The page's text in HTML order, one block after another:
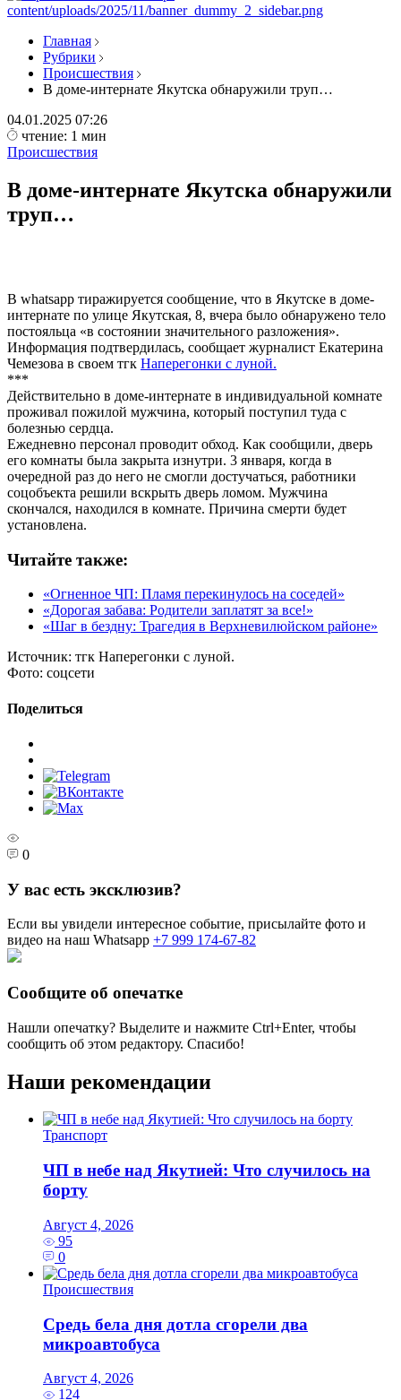
Главная
Рубрики
Происшествия
В доме-интернате Якутска обнаружили труп…
04.01.2025 07:26
чтение: 1 мин
Происшествия
В доме-интернате Якутска обнаружили
труп…
В whatsapp тиражируется сообщение, что в Якутске в доме-
интернате по улице Якутская, 8, вчера было обнаружено тело
постояльца «в состоянии значительного разложения».
Информация подтвердилась, сообщает журналист Екатерина
Чемезова в своем тгк Наперегонки с луной.
***
Действительно в доме-интернате в индивидуальной комнате
проживал пожилой мужчина, который поступил туда с
болезнью сердца.
Ежедневно персонал проводит обход. Как сообщили, дверь
его комнаты была закрыта изнутри. 3 января, когда в
очередной раз до него не смогли достучаться, работники
соцобъекта решили вскрыть дверь ломом. Мужчина
скончался, находился в комнате. Причина смерти будет
установлена.
Читайте также:
«Огненное ЧП: Пламя перекинулось на соседей»
«Дорогая забава: Родители заплатят за все!»
«Шаг в бездну: Трагедия в Верхневилюйском районе»
Источник: тгк Наперегонки с луной.
Фото: соцсети
Поделиться
0
У вас есть эксклюзив?
Если вы увидели интересное событие, присылайте фото и
видео на наш Whatsapp +7 999 174-67-82
Сообщите об опечатке
Нашли опечатку? Выделите и нажмите Ctrl+Enter, чтобы
сообщить об этом редактору. Спасибо!
Наши рекомендации
Транспорт
ЧП в небе над Якутией: Что случилось на
борту
Август 4, 2026
95
0
Происшествия
Средь бела дня дотла сгорели два
микроавтобуса
Август 4, 2026
124